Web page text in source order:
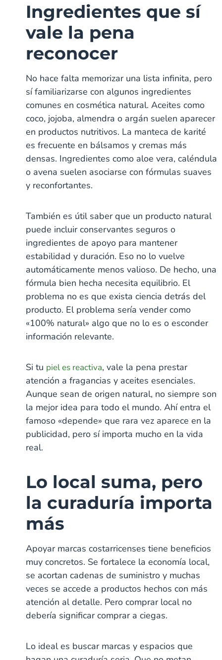
Ingredientes que sí
vale la pena
reconocer
No hace falta memorizar una lista infinita, pero
sí familiarizarse con algunos ingredientes
comunes en cosmética natural. Aceites como
coco, jojoba, almendra o argán suelen aparecer
en productos nutritivos. La manteca de karité
es frecuente en bálsamos y cremas más
densas. Ingredientes como aloe vera, caléndula
o avena suelen asociarse con fórmulas suaves
y reconfortantes.
También es útil saber que un producto natural
puede incluir conservantes seguros o
ingredientes de apoyo para mantener
estabilidad y duración. Eso no lo vuelve
automáticamente menos valioso. De hecho, una
fórmula bien hecha necesita equilibrio. El
problema no es que exista ciencia detrás del
producto. El problema sería vender como
«100% natural» algo que no lo es o esconder
información relevante.
Si tu piel es reactiva, vale la pena prestar
atención a fragancias y aceites esenciales.
Aunque sean de origen natural, no siempre son
la mejor idea para todo el mundo. Ahí entra el
famoso «depende» que rara vez aparece en la
publicidad, pero sí importa mucho en la vida
real.
Lo local suma, pero
la curaduría importa
más
Apoyar marcas costarricenses tiene beneficios
muy concretos. Se fortalece la economía local,
se acortan cadenas de suministro y muchas
veces se accede a productos hechos con más
atención al detalle. Pero comprar local no
debería significar comprar a ciegas.
Lo ideal es buscar marcas y espacios que